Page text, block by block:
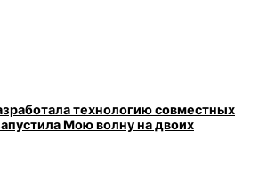
технологию совместных
Мою волну на двоих